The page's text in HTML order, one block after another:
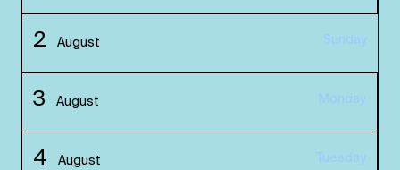
2 August Sunday
3 August Monday
4 August Tuesday